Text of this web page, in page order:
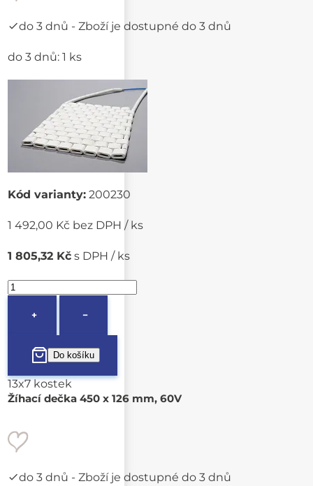
do 3 dnů - Zboží je dostupné do 3 dnů
do 3 dnů: 1 ks
Kód varianty: 200230
1 492,00 Kč bez DPH / ks
1 805,32 Kč s DPH / ks
+ −
13x7 kostek
Žíhací dečka 450 x 126 mm, 60V
do 3 dnů - Zboží je dostupné do 3 dnů